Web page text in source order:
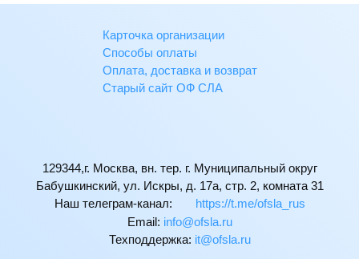
Карточка организации
Способы оплаты
Оплата, доставка и возврат
Старый сайт ОФ СЛА
129344,г. Москва, вн. тер. г. Муниципальный округ
Бабушкинский, ул. Искры, д. 17а, стр. 2, комната 31
Наш телеграм-канал:
https://t.me/ofsla_rus
Email: ur.alsfo@ofni
Техподдержка: ur.alsfo@ti